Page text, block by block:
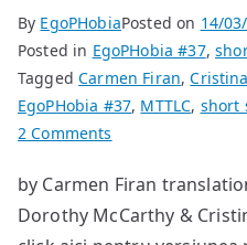
By EgoPHobiaPosted on 14/
Posted in EgoPHobia #37,
TaggedCarmen Firan,
EgoPHobia #37, MTTLC, short
2 Comments
kiss
of
by Carmen Firan
Dorothy McCarthy &